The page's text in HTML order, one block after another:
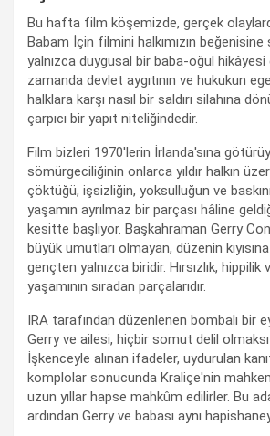
Bu hafta film köşemizde, gerçek
Babam İçin filmini halkımızın
yalnızca duygusal bir baba-oğul hikâyesi
zamanda devlet aygıtının ve hukukun
halklara karşı nasıl bir saldırı silahına
çarpıcı bir yapıt niteliğindedir.
Film bizleri 1970'lerin İrlanda'sına
sömürgeciliğinin onlarca yıldır halkın
çöktüğü, işsizliğin, yoksulluğun ve
yaşamın ayrılmaz bir parçası hâline
kesitte başlıyor. Başkahraman Gerry
büyük umutları olmayan, düzenin
gençten yalnızca biridir. Hırsızlık, hippilik
yaşamının sıradan parçalarıdır.
IRA tarafından düzenlenen bombalı bir
Gerry ve ailesi, hiçbir somut delil
İşkenceyle alınan ifadeler, uydurulan
komplolar sonucunda Kraliçe'nin
uzun yıllar hapse mahkûm edilirler. Bu
ardından Gerry ve babası aynı